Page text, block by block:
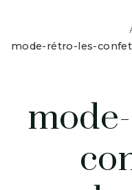
mode-rétro-les-